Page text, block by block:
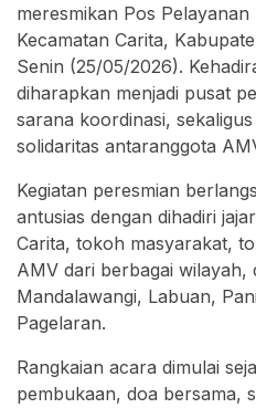
meresmikan Pos
Kecamatan Carita,
Senin (25/05/2026).
diharapkan menjadi pusat
sarana koordinasi,
solidaritas antaranggota
Kegiatan peresmian
antusias dengan dihadiri
Carita, tokoh masyarakat,
AMV dari berbagai wilayah,
Mandalawangi, Labuan,
Pagelaran.
Rangkaian acara dimulai
pembukaan, doa bersama,